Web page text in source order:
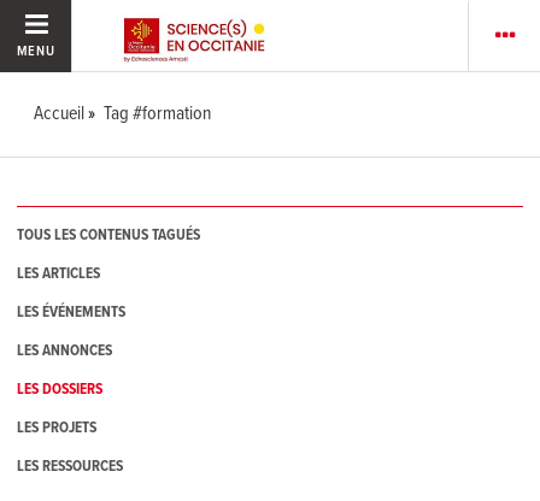
MENU
Accueil Tag #formation
TOUS LES CONTENUS TAGUÉS
LES ARTICLES
LES ÉVÉNEMENTS
LES ANNONCES
LES DOSSIERS
LES PROJETS
LES RESSOURCES